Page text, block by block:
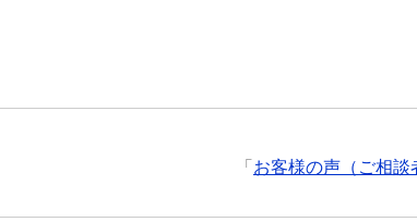
「 お客様の声（ご相談